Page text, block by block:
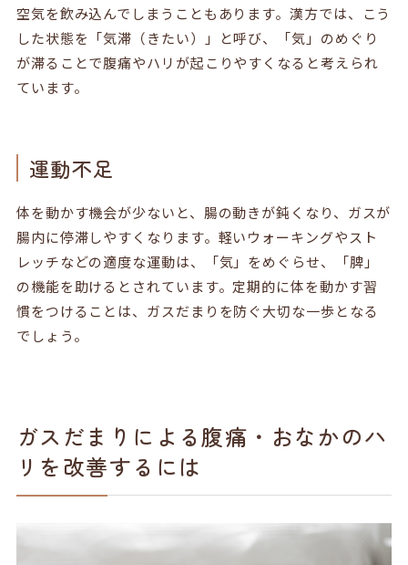
空気を飲み込んでしまうこともあります。漢方では、こう
した状態を「気滞（きたい）」と呼び、「気」のめぐり
が滞ることで腹痛やハリが起こりやすくなると考えられ
ています。
運動不足
体を動かす機会が少ないと、腸の動きが鈍くなり、ガスが
腸内に停滞しやすくなります。軽いウォーキングやスト
レッチなどの適度な運動は、「気」をめぐらせ、「脾」
の機能を助けるとされています。定期的に体を動かす習
慣をつけることは、ガスだまりを防ぐ大切な一歩となる
でしょう。
ガスだまりによる腹痛・おなかのハ
リを改善するには